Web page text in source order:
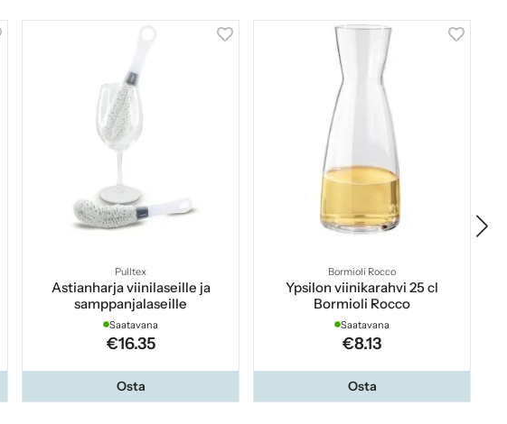
Pulltex
Astianharja viinilaseille ja
samppanjalaseille
Saatavana
€16.35
Osta
Bormioli Rocco
Ypsilon viinikarahvi 25 cl
Bormioli Rocco
Saatavana
€8.13
Osta